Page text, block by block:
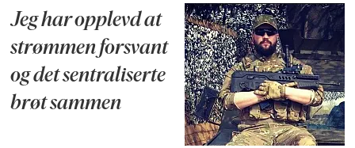
Jeg har opplevd at
strømmen forsvant
og det sentraliserte
brøt sammen